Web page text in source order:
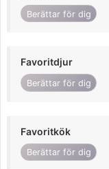
Berättar för dig
Favoritdjur
Berättar för dig
Favoritkök
Berättar för dig